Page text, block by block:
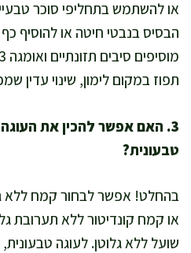
או להשתמש בתחליפי סוכר
הבסיס בנבטי חיטה או להוסיף
תפוז במקום לימון, שינוי עדין
3. האם אפשר להכין את
טבעונית?
בהחלט! אפשר לבחור קמח ללא
או קמח קונדיטור ללא תערובת
שועל ללא גלוטן. לעוגה